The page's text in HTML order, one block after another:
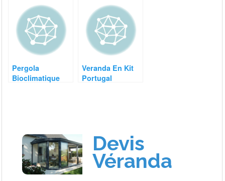
Pergola
Bioclimatique
Veranda En Kit
Portugal